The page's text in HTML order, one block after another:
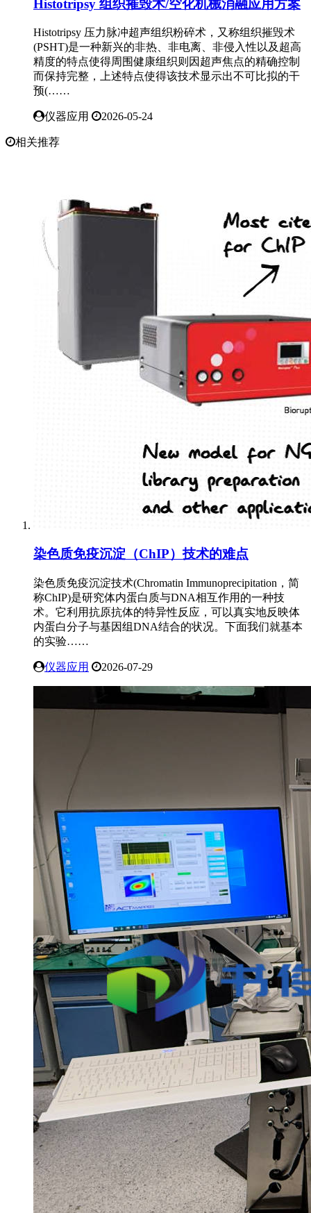
Histotripsy 组织摧毁术/空化机械消融应用方案
Histotripsy 压力脉冲超声组织粉碎术，又称组织摧毁术
(PSHT)是一种新兴的非热、非电离、非侵入性以及超高
精度的特点使得周围健康组织则因超声焦点的精确控制
而保持完整，上述特点使得该技术显示出不可比拟的干
预(……
仪器应用 2026-05-24
相关推荐
染色质免疫沉淀（ChIP）技术的难点
染色质免疫沉淀技术(Chromatin Immunoprecipitation，简
称ChIP)是研究体内蛋白质与DNA相互作用的一种技
术。它利用抗原抗体的特异性反应，可以真实地反映体
内蛋白分子与基因组DNA结合的状况。下面我们就基本
的实验……
仪器应用 2026-07-29